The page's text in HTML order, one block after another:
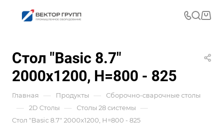
Стол "Basic 8.7"
2000x1200, Н=800 - 825
Главная — Продукты — Сборочно-сварочные столы
— 2D Столы — Столы 28 системы —
Стол "Basic 8.7" 2000x1200, Н=800 - 825